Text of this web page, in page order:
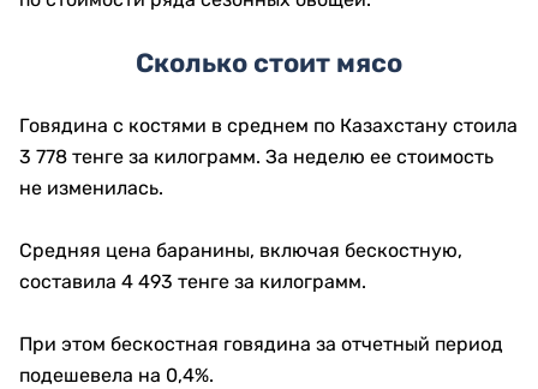
Сколько стоит мясо
Говядина с костями в среднем по Казахстану стоила
3 778 тенге за килограмм. За неделю ее стоимость
не изменилась.
Средняя цена баранины, включая бескостную,
составила 4 493 тенге за килограмм.
При этом бескостная говядина за отчетный период
подешевела на 0,4%.